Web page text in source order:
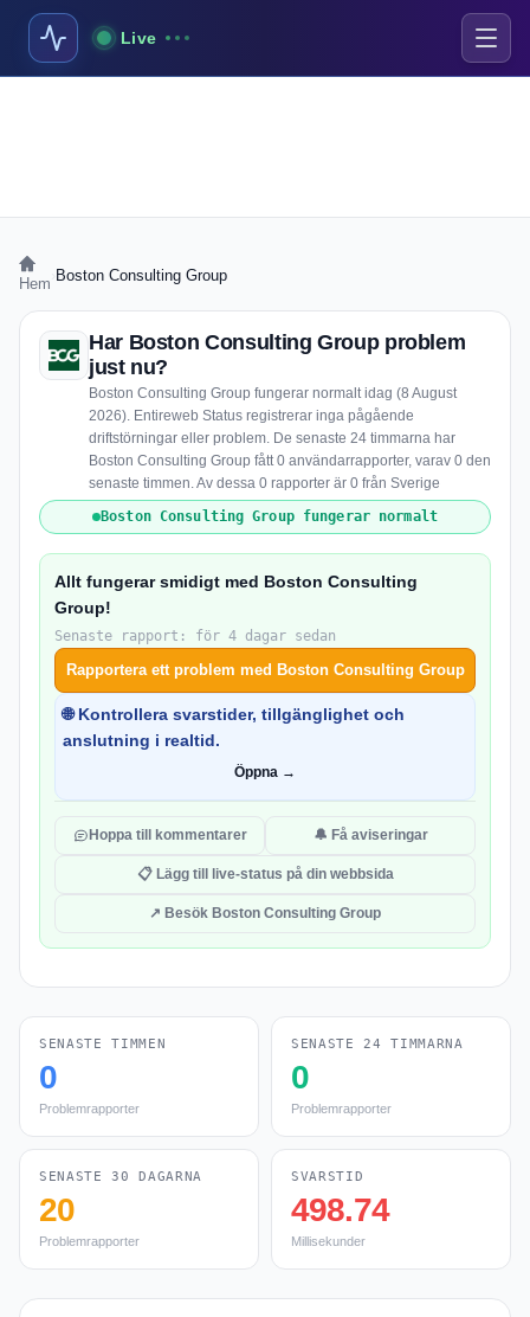
Live
Hem Boston Consulting Group
Har Boston Consulting Group problem
just nu?
Boston Consulting Group fungerar normalt idag (8 August
2026). Entireweb Status registrerar inga pågående
driftstörningar eller problem. De senaste 24 timmarna har
Boston Consulting Group fått 0 användarrapporter, varav 0 den
senaste timmen. Av dessa 0 rapporter är 0 från Sverige
Boston Consulting Group fungerar normalt
Allt fungerar smidigt med Boston Consulting
Group!
Senaste rapport: för 4 dagar sedan
Rapportera ett problem med Boston Consulting Group
🌐 Kontrollera svarstider, tillgänglighet och
anslutning i realtid.
Öppna →
Hoppa till kommentarer 🔔 Få aviseringar
📋 Lägg till live-status på din webbsida
↗ Besök Boston Consulting Group
SENASTE TIMMEN
0
Problemrapporter
SENASTE 24 TIMMARNA
0
Problemrapporter
SENASTE 30 DAGARNA
20
Problemrapporter
SVARSTID
498.74
Millisekunder